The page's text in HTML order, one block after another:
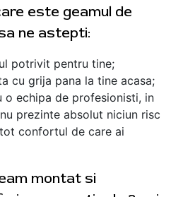
este geamul de
ne astepti:
potrivit pentru tine;
cu grija pana la tine acasa;
o echipa de profesionisti, in
prezinte absolut niciun risc
confortul de care ai
montat si